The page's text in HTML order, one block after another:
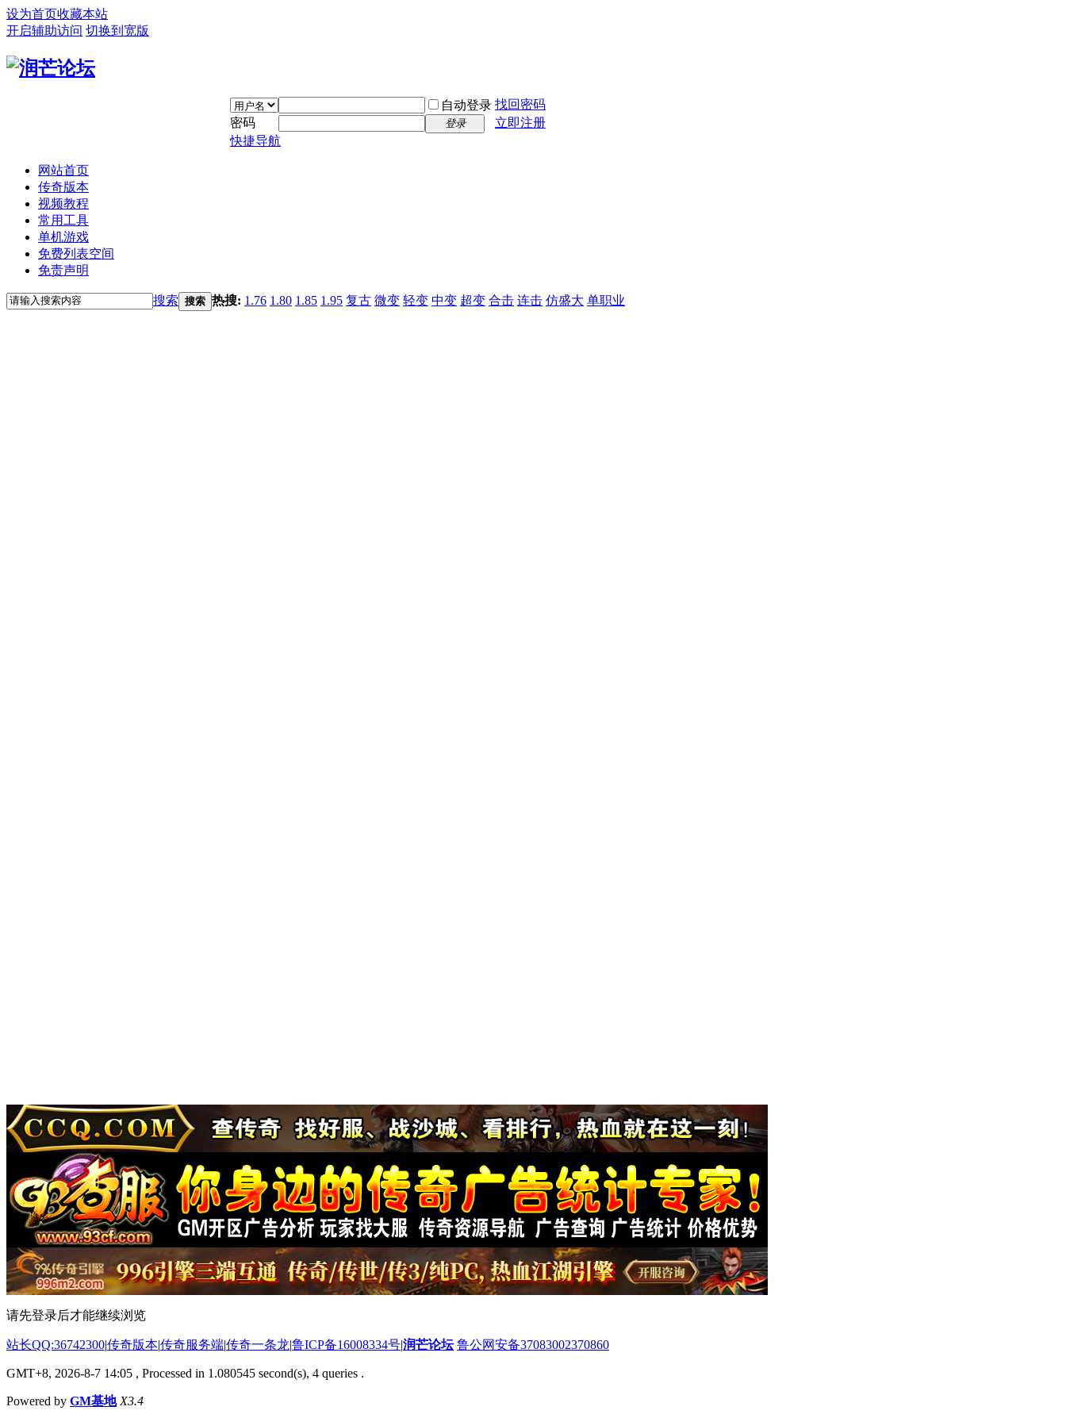
设为首页收藏本站
开启辅助访问 切换到宽版
自动登录 找回密码
密码
登录
立即注册
快捷导航
网站首页
传奇版本
视频教程
常用工具
单机游戏
免费列表空间
免责声明
搜索 搜索 热搜: 1.76 1.80 1.85 1.95 复古 微变 轻变 中变 超变 合击 连击 仿盛大 单职业
请先登录后才能继续浏览
站长QQ:36742300|传奇版本|传奇服务端|传奇一条龙|鲁ICP备16008334号|润芒论坛 鲁公网安备37083002370860
GMT+8, 2026-8-7 14:05 , Processed in 1.080545 second(s), 4 queries .
Powered by GM基地 X3.4